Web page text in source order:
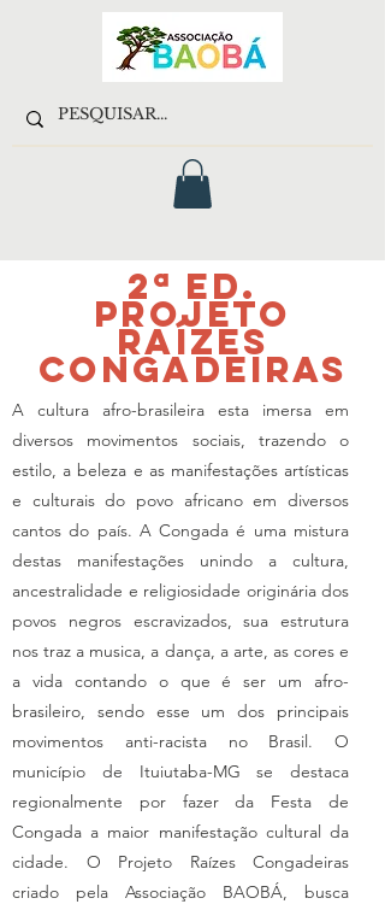
2ª Ed.
PROJETO
RAÍZES
CONGADEIRAS
A cultura afro-brasileira esta imersa em
diversos movimentos sociais, trazendo o
estilo, a beleza e as manifestações artísticas
e culturais do povo africano em diversos
cantos do país. A Congada é uma mistura
destas manifestações unindo a cultura,
ancestralidade e religiosidade originária dos
povos negros escravizados, sua estrutura
nos traz a musica, a dança, a arte, as cores e
a vida contando o que é ser um afro-
brasileiro, sendo esse um dos principais
movimentos anti-racista no Brasil. O
município de Ituiutaba-MG se destaca
regionalmente por fazer da Festa de
Congada a maior manifestação cultural da
cidade. O Projeto Raízes Congadeiras
criado pela Associação BAOBÁ, busca